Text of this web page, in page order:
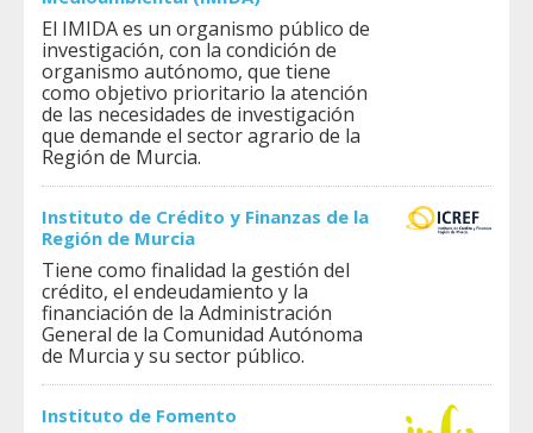
El IMIDA es un organismo público de
investigación, con la condición de
organismo autónomo, que tiene
como objetivo prioritario la atención
de las necesidades de investigación
que demande el sector agrario de la
Región de Murcia.
Instituto de Crédito y Finanzas de la
Región de Murcia
Tiene como finalidad la gestión del
crédito, el endeudamiento y la
financiación de la Administración
General de la Comunidad Autónoma
de Murcia y su sector público.
Instituto de Fomento